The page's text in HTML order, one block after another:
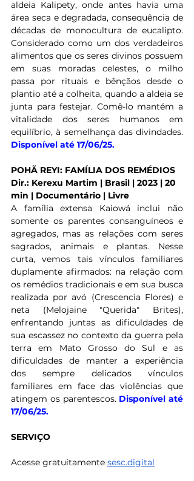
aldeia Kalipety, onde antes havia uma
área seca e degradada, consequência de
décadas de monocultura de eucalipto.
Considerado como um dos verdadeiros
alimentos que os seres divinos possuem
em suas moradas celestes, o milho
passa por rituais e bênçãos desde o
plantio até a colheita, quando a aldeia se
junta para festejar. Comê-lo mantém a
vitalidade dos seres humanos em
Disponível até 17/06/25.
POHÃ REYI: FAMÍLIA DOS REMÉDIOS
Dir.: Kerexu Martim | Brasil | 2023 | 20
min | Documentário | Livre
A família extensa Kaiowá inclui não
somente os parentes consanguíneos e
agregados, mas as relações com seres
sagrados, animais e plantas. Nesse
curta, vemos tais vínculos familiares
duplamente afirmados: na relação com
os remédios tradicionais e em sua busca
realizada por avó (Crescencia Flores) e
neta (Melojaine "Querida" Brites),
enfrentando juntas as dificuldades de
sua escassez no contexto da guerra pela
terra em Mato Grosso do Sul e as
dificuldades de manter a experiência
dos sempre delicados vínculos
familiares em face das violências que
atingem os parentescos. Disponível até
17/06/25.
SERVIÇO
Acesse gratuitamente sesc.digital